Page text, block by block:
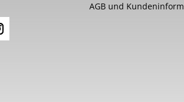
AGB und